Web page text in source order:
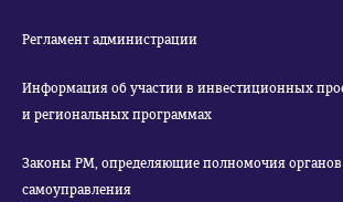
Регламент администрации
Информация об участии в инвестиционных
и региональных программах
Законы РМ, определяющие полномочия органов
самоуправления